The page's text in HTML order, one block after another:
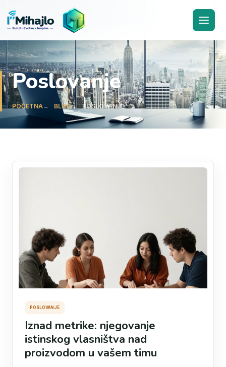
I'Mihajlo
Poslovanje
POČETNA BLOG POSLOVANJE
POSLOVANJE
Iznad metrike: njegovanje
istinskog vlasništva nad
proizvodom u vašem timu